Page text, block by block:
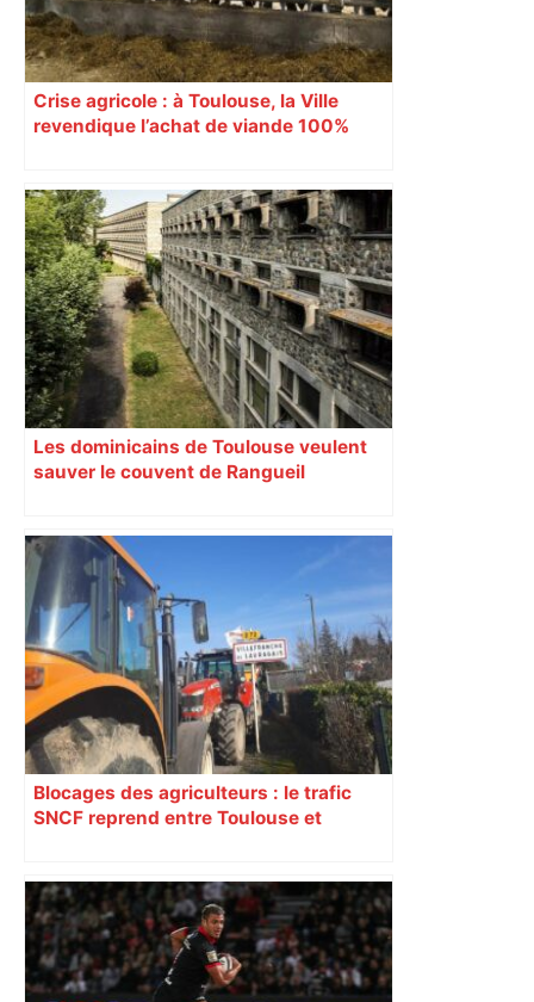
Crise agricole : à Toulouse, la Ville
revendique l’achat de viande 100%
Les dominicains de Toulouse veulent
sauver le couvent de Rangueil
Blocages des agriculteurs : le trafic
SNCF reprend entre Toulouse et